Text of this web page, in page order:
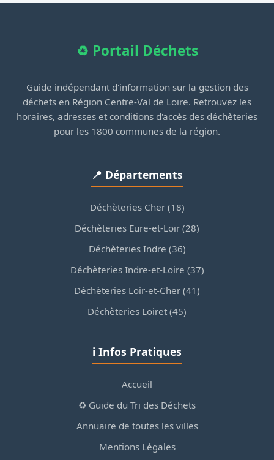
♻️ Portail Déchets
Guide indépendant d'information sur la gestion des
déchets en Région Centre-Val de Loire. Retrouvez les
horaires, adresses et conditions d'accès des déchèteries
pour les 1800 communes de la région.
📍 Départements
Déchèteries Cher (18)
Déchèteries Eure-et-Loir (28)
Déchèteries Indre (36)
Déchèteries Indre-et-Loire (37)
Déchèteries Loir-et-Cher (41)
Déchèteries Loiret (45)
ℹ️ Infos Pratiques
Accueil
♻️ Guide du Tri des Déchets
Annuaire de toutes les villes
Mentions Légales